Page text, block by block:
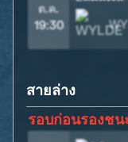
ต.ค.
19:30
สายล่าง
รอบก่อนรองชน